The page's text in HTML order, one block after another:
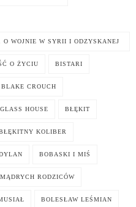
WOJNIE W SYRII I ODZYSKANEJ
O ŻYCIU BISTARI
BLAKE CROUCH
HOUSE BŁĘKIT
KOLIBER
BOBASKI I MIŚ
RODZICÓW
BOLESŁAW LEŚMIAN